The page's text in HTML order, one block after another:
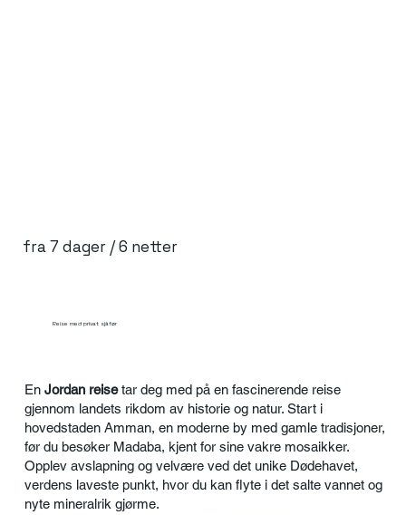
fra 7 dager / 6 netter
Reise med privat sjåfør
EnJordan reisetar deg med på en fascinerende reise
gjennom landets rikdom av historie og natur. Start i
hovedstaden Amman, en moderne by med gamle tradisjoner,
før du besøker Madaba, kjent for sine vakre mosaikker.
Opplev avslapning og velvære ved det unike Dødehavet,
verdens laveste punkt, hvor du kan flyte i det salte vannet og
nyte mineralrik gjørme.